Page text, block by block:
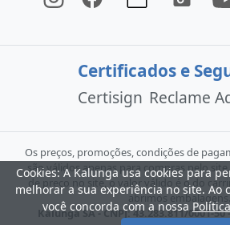
Certificados e
Certisign Reclame
Os preços, promoções, condições de
são válidos apenas para compras pelo
de preço no site, o valor válido é o do
abrimos embalagens.
Kalunga SA - CNPJ: 43.283.811/0001-
Cookies: A Kalunga usa cookies para
melhorar a sua experiência no site. Ao
você concorda com a nossa